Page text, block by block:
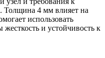
Толщина 4 мм влияет на
использовать
и устойчивость к